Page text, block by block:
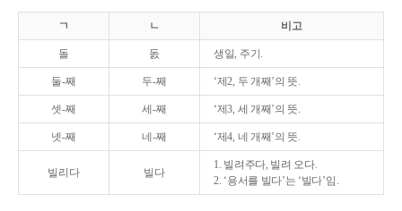
ㄱ ㄴ 비고
돌 돐 생일, 주기.
둘-째 두-째 ‘제2, 두 개째’의 뜻.
셋-째 세-째 ‘제3, 세 개째’의 뜻.
넷-째 네-째 ‘제4, 네 개째’의 뜻.
빌리다 빌다
1. 빌려주다, 빌려 오다.
2. ‘용서를 빌다’는 ‘빌다’임.